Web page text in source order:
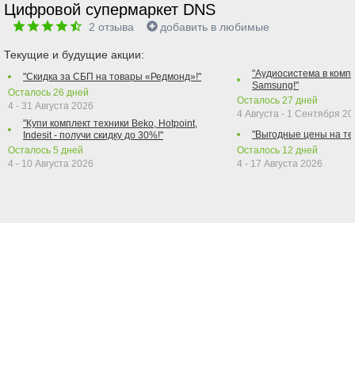
Цифровой супермаркет DNS
2 отзыва добавить в любимые
Текущие и будущие акции:
"Скидка за СБП на товары «Редмонд»!"
Осталось 26 дней
4 - 31 Августа 2026
"Купи комплект техники Beko, Hotpoint,
Indesit - получи скидку до 30%!"
Осталось 5 дней
4 - 10 Августа 2026
"Аудиосистема в
Samsung!"
Осталось 27 дней
4 Августа - 1 Сентября
"Выгодные цены на
Осталось 12 дней
4 - 17 Августа 2026